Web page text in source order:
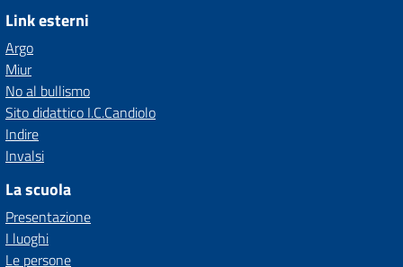
Link esterni
Argo
Miur
No al bullismo
Sito didattico I.C.Candiolo
Indire
Invalsi
La scuola
Presentazione
I luoghi
Le persone